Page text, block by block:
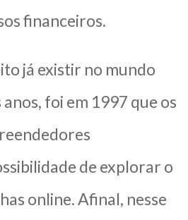
financeiros.
já existir no mundo
foi em 1997 que os
de explorar o
online. Afinal, nesse